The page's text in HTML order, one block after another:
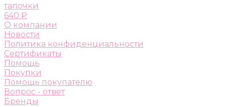
тапочки
640 ₽
О компании
Новости
Политика конфиденциальности
Сертификаты
Помощь
Покупки
Помощь покупателю
Вопрос - ответ
Бренды